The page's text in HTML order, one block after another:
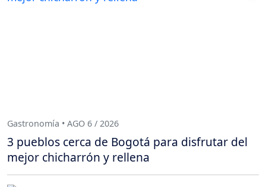
Gastronomía • AGO 6 / 2026
3 pueblos cerca de Bogotá para disfrutar del
mejor chicharrón y rellena